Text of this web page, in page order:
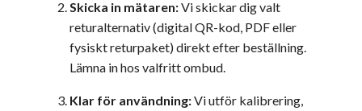
Skicka in mätaren:Vi skickar dig valt
returalternativ (digital QR-kod, PDF eller
fysiskt returpaket) direkt efter beställning.
Lämna in hos valfritt ombud.
Klar för användning:Vi utför kalibrering,